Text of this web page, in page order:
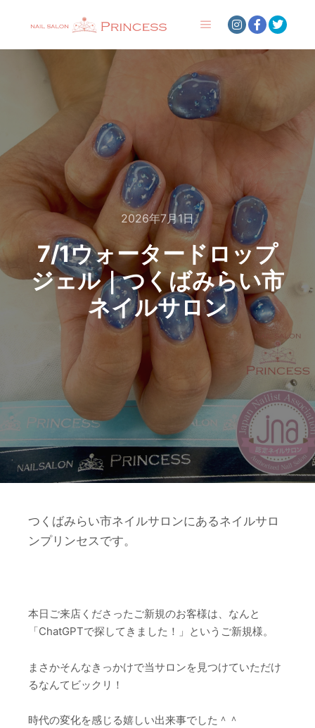
2026年7月1日
7/1ウォータードロップ
ジェル｜つくばみらい市
ネイルサロン
つくばみらい市ネイルサロンにあるネイルサロ
ンプリンセスです。
本日ご来店くださったご新規のお客様は、なんと
「ChatGPTで探してきました！」というご新規様。
まさかそんなきっかけで当サロンを見つけていただけ
るなんてビックリ！
時代の変化を感じる嬉しい出来事でした＾＾